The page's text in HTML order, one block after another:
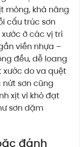
mỏng, khả năng
cấu trúc sơn
ở các vị trí
viền nhựa –
đều, dễ loang
xước do va quệt
sơn cũng
xịt vì khó đạt
sơn dặm
đánh